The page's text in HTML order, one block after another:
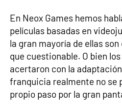
En Neox Games hemos
películas basadas en
la gran mayoría de ellas
que cuestionable. O bien
acertaron con la
franquicia realmente no se
propio paso por la gran